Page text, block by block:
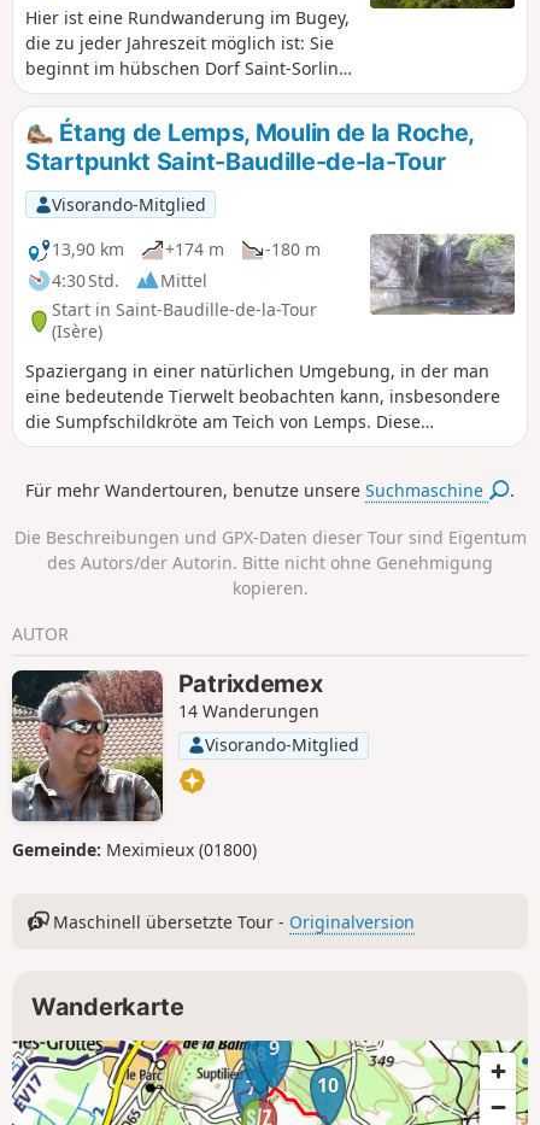
Hier ist eine Rundwanderung im Bugey,
die zu jeder Jahreszeit möglich ist: Sie
beginnt im hübschen Dorf Saint-Sorlin-
en-Bugey, steigt an, um eine Reihe von
Bergrücken zu überqueren, die über die
Rochettes und dann die Roche de
l'Église führen, bevor sie über Soudon
wieder hinunter zur Kapelle Saint-
Christophe in Sault-Brenaz führt. Der
Rückweg nach Saint-Sorlin über die
Rochers de la Plaine und die Rochers de
la Craz bietet einen herrlichen Blick
über das gesamte Rhonetal.
Étang de Lemps, Moulin de la Roche,
Startpunkt Saint-Baudille-de-la-Tour
Visorando-Mitglied
13,90 km
+174 m
-180 m
4:30 Std.
Mittel
Start in Saint-Baudille-de-la-Tour
(Isère)
Spaziergang in einer natürlichen Umgebung, in der man
eine bedeutende Tierwelt beobachten kann, insbesondere
die Sumpfschildkröte am Teich von Lemps. Diese
Wanderung kann Ende Oktober/Anfang November
schönen Herbstfarben der Sumpfzypressen am Teich von
Für mehr Wandertouren, benutze unsereSuchmaschine .
Die Beschreibungen und GPX-Daten dieser Tour sind Eigentum
des Autors/der Autorin. Bitte nicht ohne Genehmigung
kopieren.
AUTOR
Patrixdemex
14 Wanderungen
Visorando-Mitglied
Gemeinde: Meximieux (01800)
Maschinell übersetzte Tour - Originalversion
Wanderkarte
7
89
10